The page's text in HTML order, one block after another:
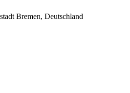
Bremen, Deutschland